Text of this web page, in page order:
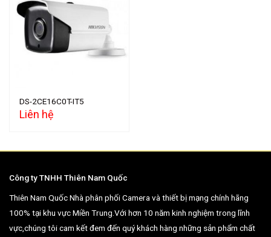
wishlist
DS-2CE16C0T-IT5
Liên hệ
Công ty TNHH Thiên Nam Quốc
Thiên Nam Quốc Nhà phân phối Camera và thiết bị mạng chính hãng
100% tại khu vực Miền Trung.Với hơn 10 năm kinh nghiệm trong lĩnh
vực,chúng tôi cam kết đem đến quý khách hàng những sản phẩm chất